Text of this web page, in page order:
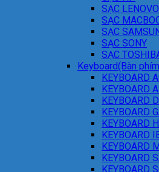
SẠC LENOVO
SẠC
SẠC
SẠC SONY
SẠC
Keyboard(Bàn
KEYBOARD
KEYBOARD
KEYBOARD
KEYBOARD
KEYBOARD
KEYBOARD
KEYBOARD
KEYBOARD
KEYBOARD